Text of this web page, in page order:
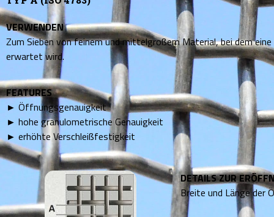
VERWENDEN
Zum Sieben von feinem und mittelgroßem Material, bei dem
erwartet wird.
FEATURES
► Öffnungsgenauigkeit
► hohe granulometrische Genauigkeit
► erhöhte Verschleißfestigkeit
DETAILS ZUR
Breite und Länge der